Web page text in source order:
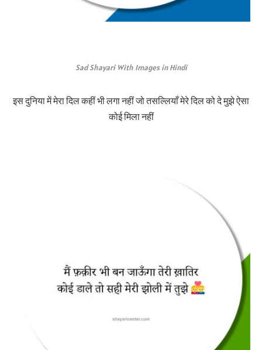
Sad Shayari With Images in Hindi
इस दुनिया में मेरा दिल कहीं भी लगा नहीं जो तसल्लियाँ मेरे दिल को दे मुझे ऐसा
कोई मिला नहीं